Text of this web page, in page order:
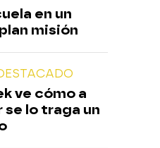
en un
misión
ve cómo a
se lo traga un